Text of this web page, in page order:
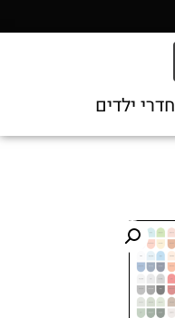
חדרי ילדים